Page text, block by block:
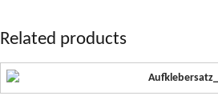
Related products